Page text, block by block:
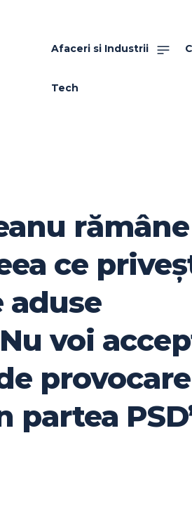
Afaceri si Industrii
Tech
rămâne
ce
voi
provocare
partea